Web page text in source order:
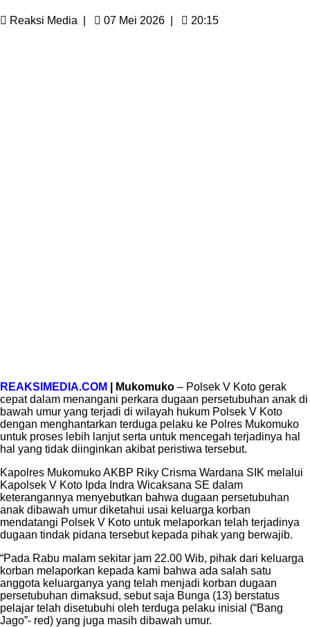
Reaksi Media 07 Mei 2026 20:15
REAKSIMEDIA.COM | Mukomuko – Polsek V Koto gerak
cepat dalam menangani perkara dugaan persetubuhan anak di
bawah umur yang terjadi di wilayah hukum Polsek V Koto
dengan menghantarkan terduga pelaku ke Polres Mukomuko
untuk proses lebih lanjut serta untuk mencegah terjadinya hal
hal yang tidak diinginkan akibat peristiwa tersebut.
Kapolres Mukomuko AKBP Riky Crisma Wardana SIK melalui
Kapolsek V Koto Ipda Indra Wicaksana SE dalam
keterangannya menyebutkan bahwa dugaan persetubuhan
anak dibawah umur diketahui usai keluarga korban
mendatangi Polsek V Koto untuk melaporkan telah terjadinya
dugaan tindak pidana tersebut kepada pihak yang berwajib.
“Pada Rabu malam sekitar jam 22.00 Wib, pihak dari keluarga
korban melaporkan kepada kami bahwa ada salah satu
anggota keluarganya yang telah menjadi korban dugaan
persetubuhan dimaksud, sebut saja Bunga (13) berstatus
pelajar telah disetubuhi oleh terduga pelaku inisial (“Bang
Jago”- red) yang juga masih dibawah umur.